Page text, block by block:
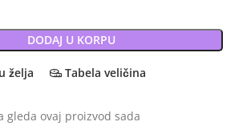
DODAJ U KORPU
želja Tabela veličina
gleda ovaj proizvod sada